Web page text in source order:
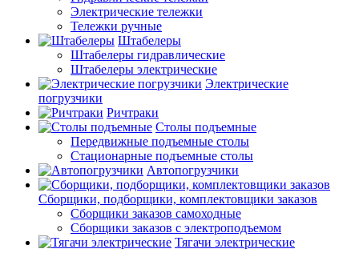
Электрические тележки
Тележки ручные
Штабелеры
Штабелеры гидравлические
Штабелеры электрические
Электрические
погрузчики
Ричтраки
Столы подъемные
Передвижные подъемные столы
Стационарные подъемные столы
Автопогрузчики
Сборщики, подборщики, комплектовщики заказов
Сборщики заказов самоходные
Сборщики заказов с электроподъемом
Тягачи электрические